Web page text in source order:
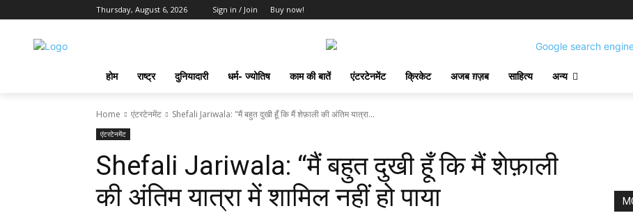
Thursday, August 6, 2026 Sign in / Join Buy now!
होम राष्ट्र दुनियादारी धर्म- ज्योतिष काम की बातें एंटरटेनमेंट क्रिकेट अजब ग़ज़ब साहित्य अन्य
Home एंटरटेनमेंट Shefali Jariwala: "मैं बहुत दुखी हूँ कि मैं शेफ़ाली की अंतिम यात्रा...
एंटरटेनमेंट
Shefali Jariwala: “मैं बहुत दुखी हूँ कि मैं शेफ़ाली
की अंतिम यात्रा में शामिल नहीं हो पाया